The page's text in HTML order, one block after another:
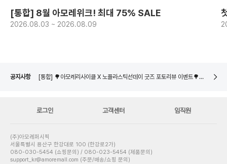
[통합] 8월 아모레위크! 최대 75% SALE
2026.08.03 ~ 2026.08.09
공지사항
[통합] 🌳아모레리사이클 X 노플라스틱선데이 굿즈 포토리뷰 이벤트🌳 당첨자 발표
로그인 고객센터 임직원
(주)아모레퍼시픽
서울특별시 용산구 한강대로 100 (한강로2가)
080-030-5454 (쇼핑문의) / 080-023-5454 (제품문의)
support_kr@amoremall.com (주문/배송/쇼핑 문의)